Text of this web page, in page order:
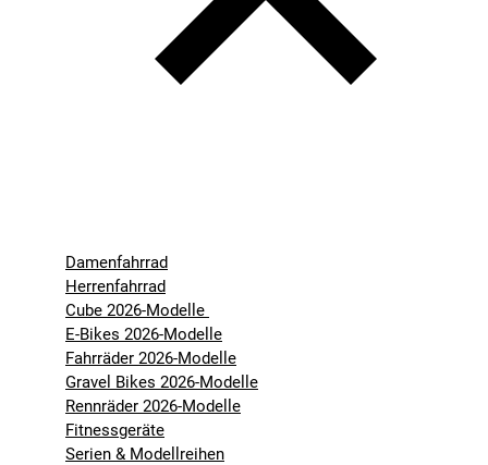
Damenfahrrad
Herrenfahrrad
Cube 2026-Modelle
E-Bikes 2026-Modelle
Fahrräder 2026-Modelle
Gravel Bikes 2026-Modelle
Rennräder 2026-Modelle
Fitnessgeräte
Serien & Modellreihen